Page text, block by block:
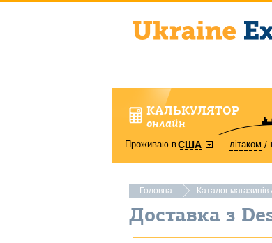
КАЛЬКУЛЯТОР
онлайн
Проживаю вСША літаком
Головна Каталог магазинів
Доставка з